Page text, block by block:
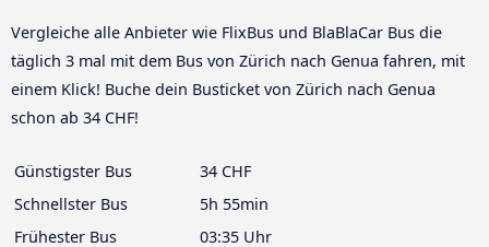
Vergleiche alle Anbieter wie FlixBus und BlaBlaCar Bus die
täglich 3 mal mit dem Bus von Zürich nach Genua fahren, mit
einem Klick! Buche dein Busticket von Zürich nach Genua
schon ab 34 CHF!
Günstigster Bus
34 CHF
Schnellster Bus
5h 55min
Frühester Bus
03:35 Uhr